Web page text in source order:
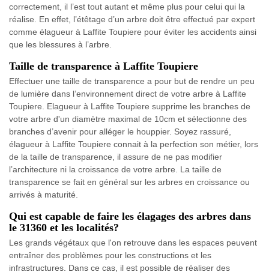
correctement, il l’est tout autant et même plus pour celui qui la
réalise. En effet, l’étêtage d’un arbre doit être effectué par expert
comme élagueur à Laffite Toupiere pour éviter les accidents ainsi
que les blessures à l’arbre.
Taille de transparence à Laffite Toupiere
Effectuer une taille de transparence a pour but de rendre un peu
de lumière dans l’environnement direct de votre arbre à Laffite
Toupiere. Elagueur à Laffite Toupiere supprime les branches de
votre arbre d'un diamètre maximal de 10cm et sélectionne des
branches d’avenir pour alléger le houppier. Soyez rassuré,
élagueur à Laffite Toupiere connait à la perfection son métier, lors
de la taille de transparence, il assure de ne pas modifier
l’architecture ni la croissance de votre arbre. La taille de
transparence se fait en général sur les arbres en croissance ou
arrivés à maturité.
Qui est capable de faire les élagages des arbres dans
le 31360 et les localités?
Les grands végétaux que l'on retrouve dans les espaces peuvent
entraîner des problèmes pour les constructions et les
infrastructures. Dans ce cas, il est possible de réaliser des